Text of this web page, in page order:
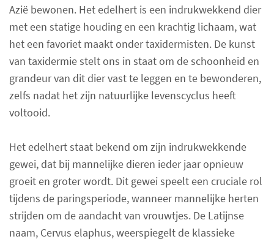
Azië bewonen. Het edelhert is een indrukwekkend dier
met een statige houding en een krachtig lichaam, wat
het een favoriet maakt onder taxidermisten. De kunst
van taxidermie stelt ons in staat om de schoonheid en
grandeur van dit dier vast te leggen en te bewonderen,
zelfs nadat het zijn natuurlijke levenscyclus heeft
voltooid.
Het edelhert staat bekend om zijn indrukwekkende
gewei, dat bij mannelijke dieren ieder jaar opnieuw
groeit en groter wordt. Dit gewei speelt een cruciale rol
tijdens de paringsperiode, wanneer mannelijke herten
strijden om de aandacht van vrouwtjes. De Latijnse
naam, Cervus elaphus, weerspiegelt de klassieke